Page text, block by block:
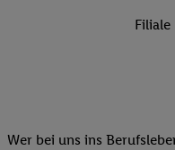
Filiale
Wer bei uns ins